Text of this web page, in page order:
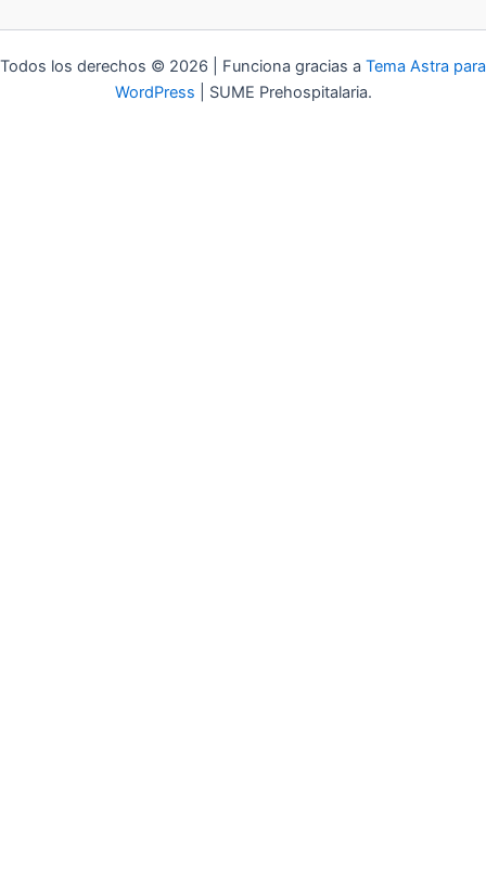
Todos los derechos © 2026 | Funciona gracias a Tema Astra para
WordPress | SUME Prehospitalaria.